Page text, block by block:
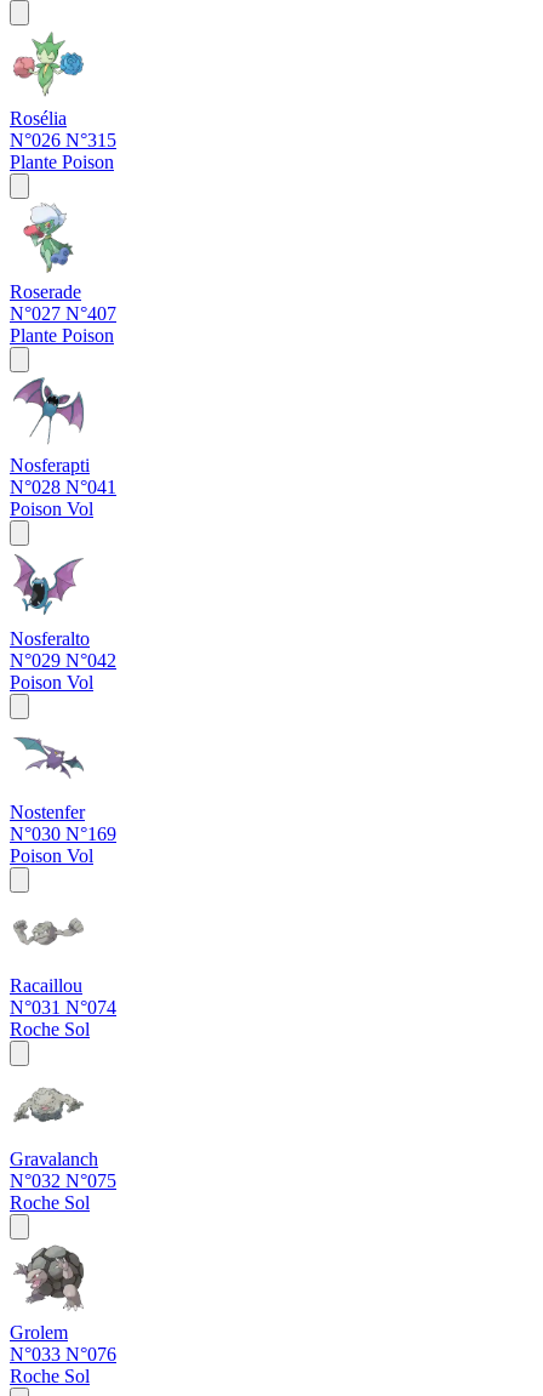
Rosélia
N°026 N°315
Plante Poison
Roserade
N°027 N°407
Plante Poison
Nosferapti
N°028 N°041
Poison Vol
Nosferalto
N°029 N°042
Poison Vol
Nostenfer
N°030 N°169
Poison Vol
Racaillou
N°031 N°074
Roche Sol
Gravalanch
N°032 N°075
Roche Sol
Grolem
N°033 N°076
Roche Sol